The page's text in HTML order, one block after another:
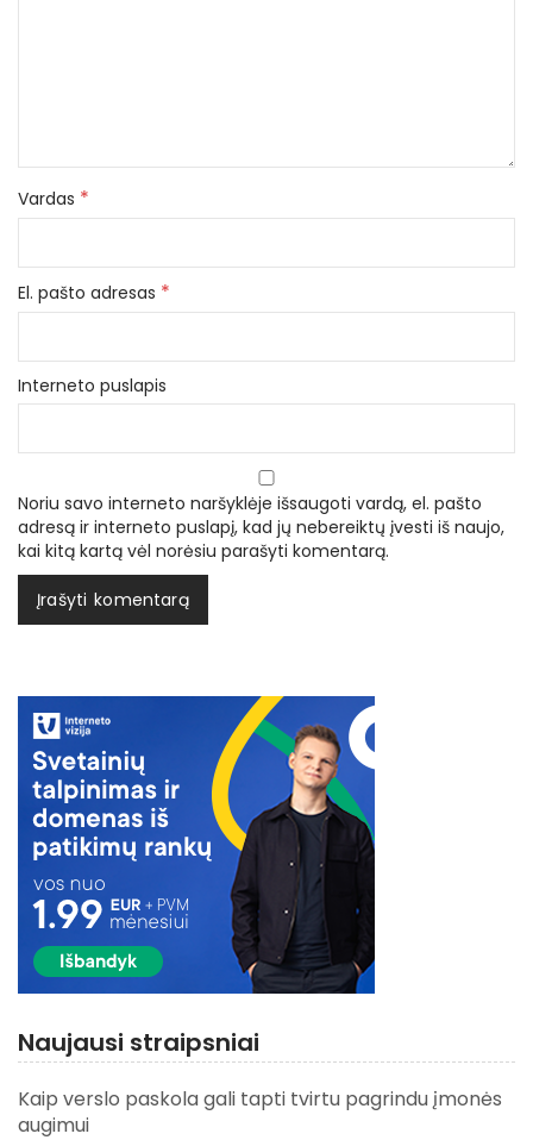
Vardas *
El. pašto adresas *
Interneto puslapis
Noriu savo interneto naršyklėje išsaugoti vardą, el. pašto
adresą ir interneto puslapį, kad jų nebereiktų įvesti iš naujo,
kai kitą kartą vėl norėsiu parašyti komentarą.
Naujausi straipsniai
Kaip verslo paskola gali tapti tvirtu pagrindu įmonės
augimui